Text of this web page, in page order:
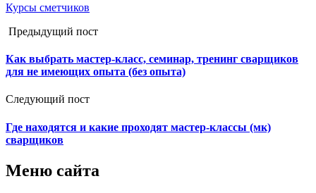
Курсы сметчиков
Предыдущий пост
Как выбрать мастер-класс, семинар, тренинг сварщиков
для не имеющих опыта (без опыта)
Следующий пост
Где находятся и какие проходят мастер-классы (мк)
сварщиков
Меню сайта